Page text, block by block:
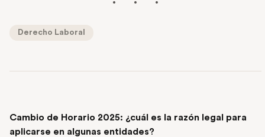
Derecho Laboral
Cambio de Horario 2025: ¿cuál es la razón legal para
aplicarse en algunas entidades?